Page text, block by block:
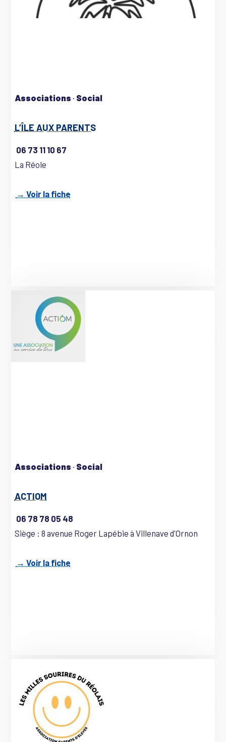
Associations · Social
L’ÎLE AUX PARENTS
06 73 11 10 67
La Réole
→ Voir la fiche
Associations · Social
ACTIOM
06 78 78 05 48
Siège : 8 avenue Roger Lapébie à Villenave d'Ornon
→ Voir la fiche